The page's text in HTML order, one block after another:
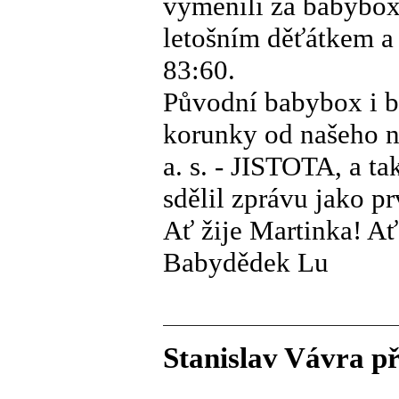
letošním děťátkem
83:60.
Původní babybox i
korunky od našeho
a. s. - JISTOTA, a
sdělil zprávu jako
Ať žije Martinka!
Babydědek Lu
Stanislav Vávra